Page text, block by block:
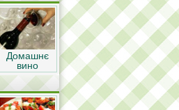
Домашнє
вино